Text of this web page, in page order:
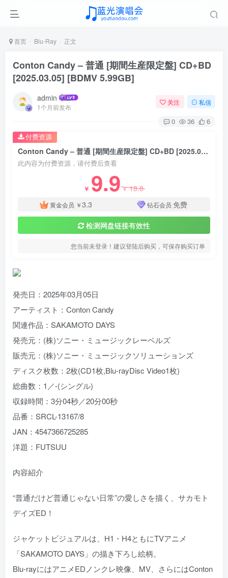
首页 Blu-Ray 正文
Conton Candy – 普通 [期間生産限定盤] CD+BD
[2025.03.05] [BDMV 5.99GB]
admin
1个月前发布
关注 私信
0 36 6
Conton Candy – 普通 [期間生産限定盤] CD+BD [2025.03.05] [BDMV 5.99GB]
此内容为付费资源，请付费后查看
￥ 9.9￥18.8
黄金会员 ￥3.3 钻石会员 免费
检测网盘链接有效性
您当前未登录！建议登陆后购买，可保存购买订单
付费资源
発売日：2025年03月05日
アーティスト：Conton Candy
関連作品：SAKAMOTO DAYS
発売元：(株)ソニー・ミュージックレーベルズ
販売元：(株)ソニー・ミュージックソリューションズ
ディスク枚数：2枚(CD1枚,Blu-rayDisc Video1枚)
総曲数：1／-(シングル)
収録時間：3分04秒／20分00秒
品番：SRCL-13167/8
JAN：4547366725285
洋題：FUTSUU
内容紹介
“普通だけど普通じゃない日常”の愛しさを描く、サカモト
デイズED！
ジャケットビジュアルは、H1・H4ともにTVアニメ
「SAKAMOTO DAYS」の描き下ろし絵柄。
Blu-rayにはアニメEDノンクレ映像、MV、さらにはConton